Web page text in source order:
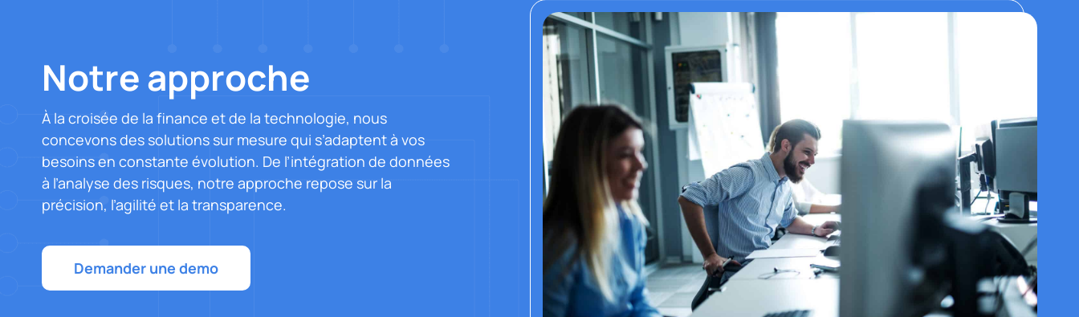
Notre approche
À la croisée de la finance et de la technologie, nous
concevons des solutions sur mesure qui s’adaptent à vos
besoins en constante évolution. De l’intégration de données
à l’analyse des risques, notre approche repose sur la
précision, l’agilité et la transparence.
Demander une demo